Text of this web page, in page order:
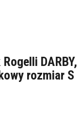
DARBY,
rozmiar S